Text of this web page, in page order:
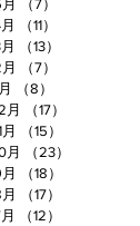
（7）
（11）
（13）
（7）
（8）
月
（17）
（15）
月
（23）
（18）
（17）
（12）